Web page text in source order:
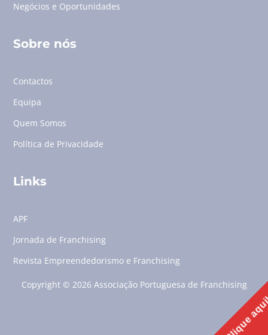
Negócios e Oportunidades
Sobre nós
Contactos
Equipa
Quem Somos
Política de Privacidade
Links
APF
Jornada de Franchising
Revista Empreendedorismo e Franchising
Copyright © 2026 Associação Portuguesa de Franchising
Clique